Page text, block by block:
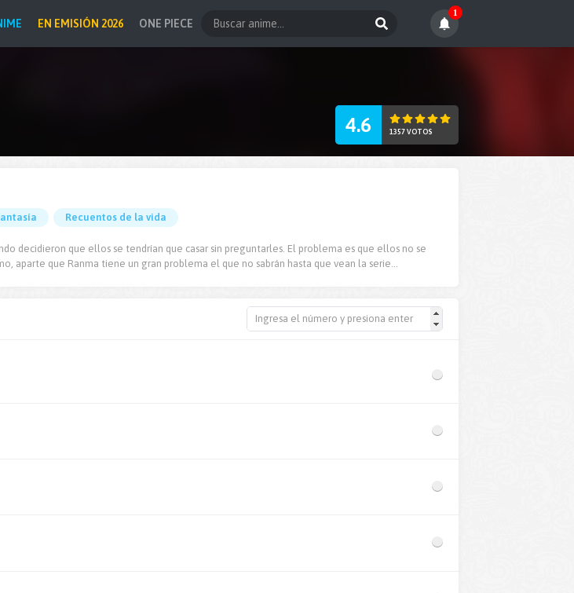
EN EMISIÓN 2026 ONE PIECE
1
4.6 1357 VOTOS
Recuentos de la vida
decidieron que ellos se tendrían que casar sin preguntarles. El problema es que ellos no se
aparte que Ranma tiene un gran problema el que no sabrán hasta que vean la serie...